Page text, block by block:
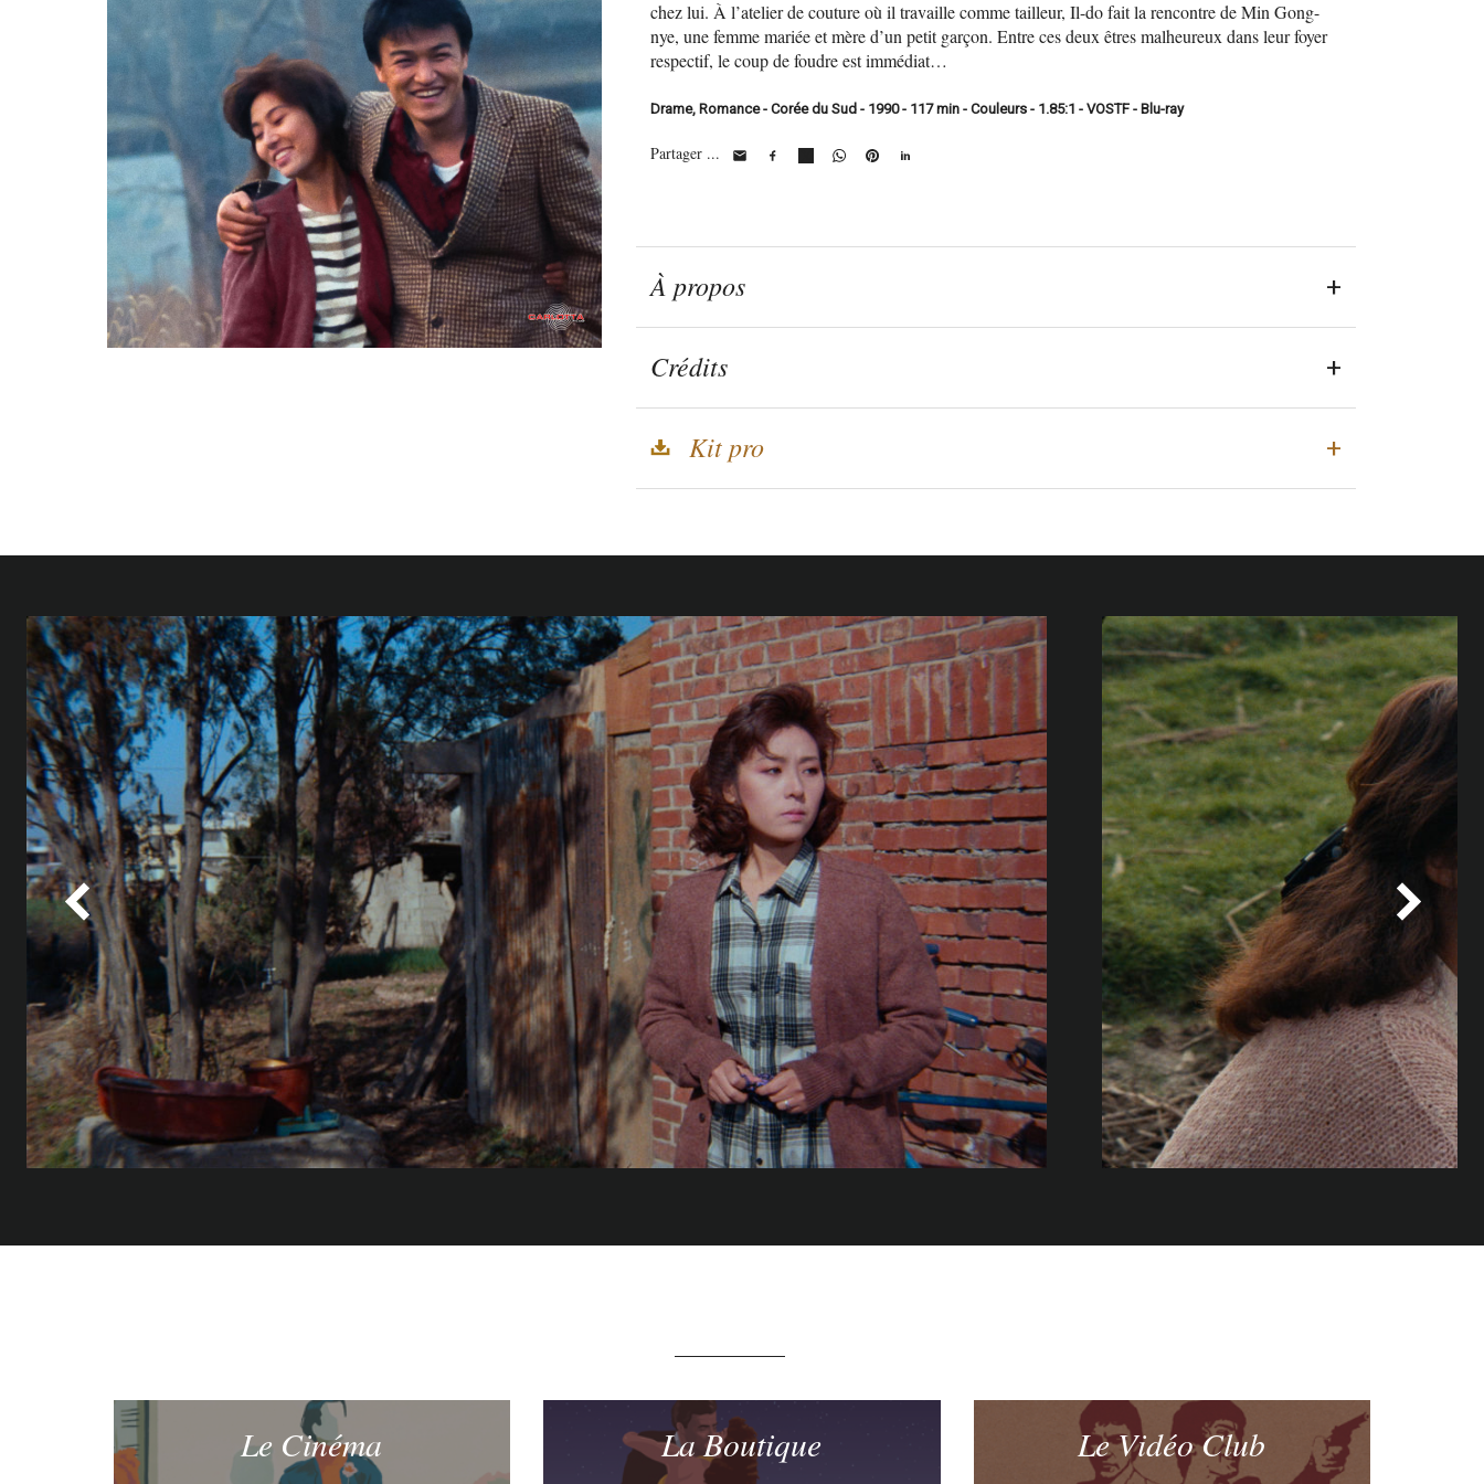
chez lui. À l’atelier de couture où il travaille comme tailleur, Il-do fait la rencontre de Min Gong-
nye, une femme mariée et mère d’un petit garçon. Entre ces deux êtres malheureux dans leur foyer
respectif, le coup de foudre est immédiat…
Drame, Romance - Corée du Sud - 1990 - 117 min - Couleurs - 1.85:1 - VOSTF - Blu-ray
Partager ...
À propos
Crédits
Kit pro
Le Cinéma La Boutique Le Vidéo Club